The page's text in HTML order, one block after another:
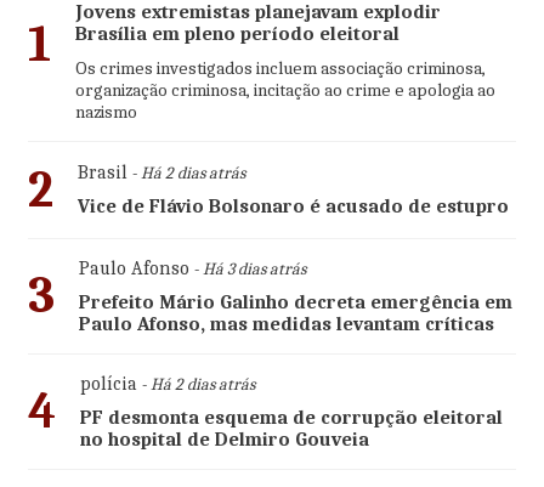
1
Jovens extremistas planejavam explodir
Brasília em pleno período eleitoral
Os crimes investigados incluem associação criminosa,
organização criminosa, incitação ao crime e apologia ao
nazismo
2 Brasil- Há 2 dias atrás
Vice de Flávio Bolsonaro é acusado de estupro
3 Paulo Afonso - Há 3 dias atrás
Prefeito Mário Galinho decreta emergência em
Paulo Afonso, mas medidas levantam críticas
4 polícia- Há 2 dias atrás
PF desmonta esquema de corrupção eleitoral
no hospital de Delmiro Gouveia